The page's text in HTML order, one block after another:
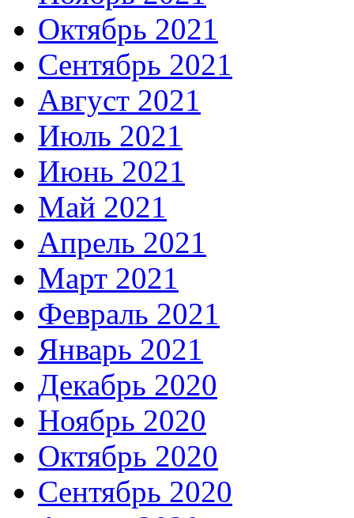
Октябрь 2021
Сентябрь 2021
Август 2021
Июль 2021
Июнь 2021
Май 2021
Апрель 2021
Март 2021
Февраль 2021
Январь 2021
Декабрь 2020
Ноябрь 2020
Октябрь 2020
Сентябрь 2020